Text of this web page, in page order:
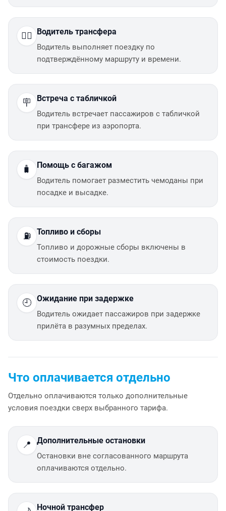
👨‍✈️ Водитель трансфера
Водитель выполняет поездку по
подтверждённому маршруту и времени.
🪧 Встреча с табличкой
Водитель встречает пассажиров с табличкой
при трансфере из аэропорта.
🧳 Помощь с багажом
Водитель помогает разместить чемоданы при
посадке и высадке.
⛽ Топливо и сборы
Топливо и дорожные сборы включены в
стоимость поездки.
🕘 Ожидание при задержке
Водитель ожидает пассажиров при задержке
прилёта в разумных пределах.
Что оплачивается отдельно
Отдельно оплачиваются только дополнительные
условия поездки сверх выбранного тарифа.
📍 Дополнительные остановки
Остановки вне согласованного маршрута
оплачиваются отдельно.
Ночной трансфер